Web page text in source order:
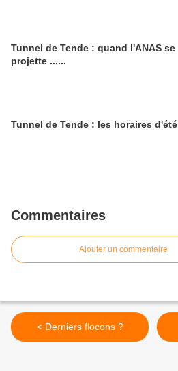
Tunnel de Tende : quand l'ANAS se
projette ......
Tunnel de Tende : les horaires d'été
Commentaires
Ajouter un commentaire
< Derniers flocons ?